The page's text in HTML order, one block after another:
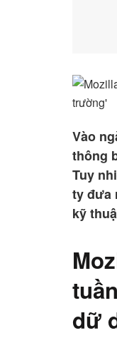
Vào
thông
Tuy
ty đưa
kỹ
dữ